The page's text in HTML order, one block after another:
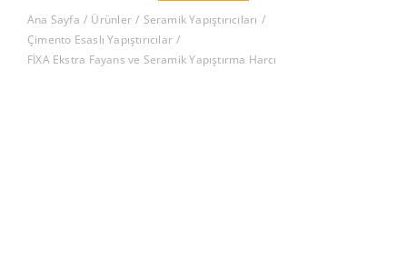
Dokümanlar
Referanslar
Ana Sayfa Ürünler
Seramik Yapıştırıcıları
Çimento Esaslı Yapıştırıcılar
FİXA Ekstra Fayans ve Seramik Yapıştırma Harcı